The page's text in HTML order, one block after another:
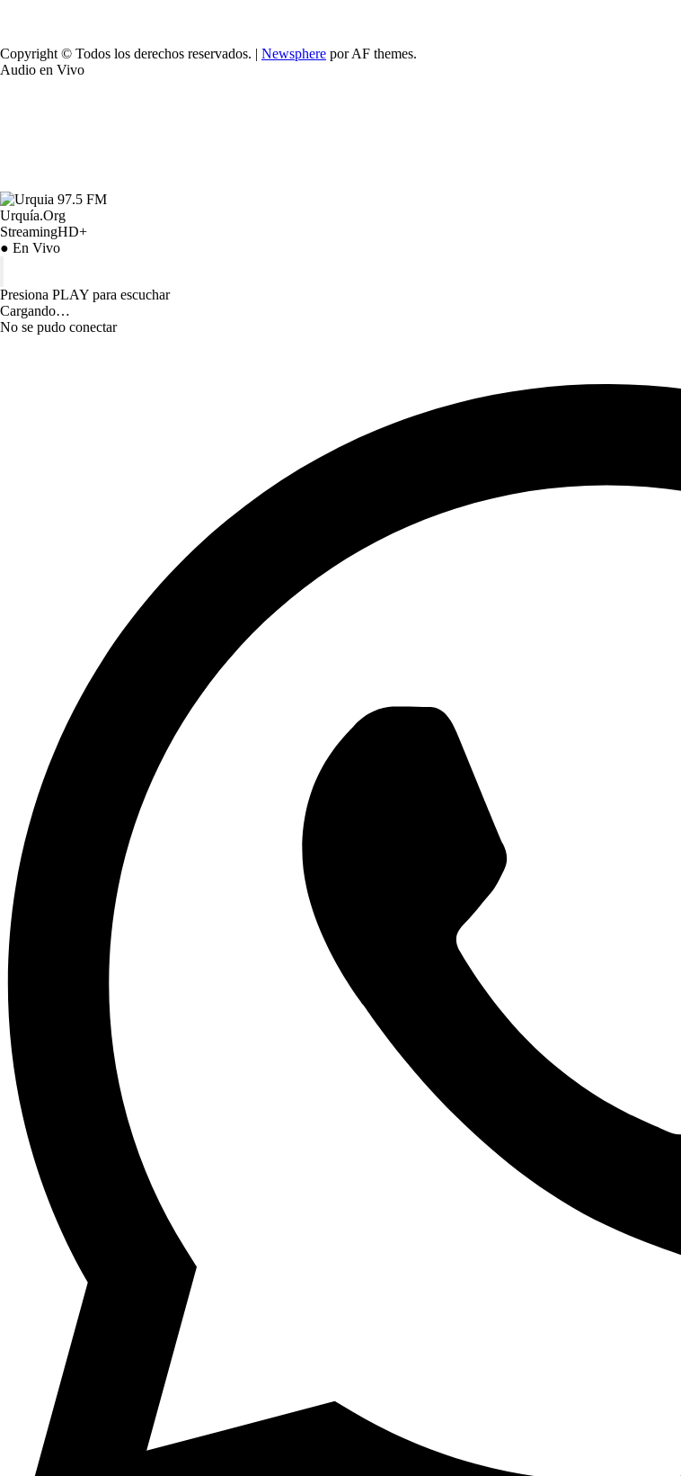
Copyright © Todos los derechos reservados. | Newsphere por AF themes.
Audio en Vivo
Urquía.Org
StreamingHD+
● En Vivo
Presiona PLAY para escuchar
Cargando…
No se pudo conectar